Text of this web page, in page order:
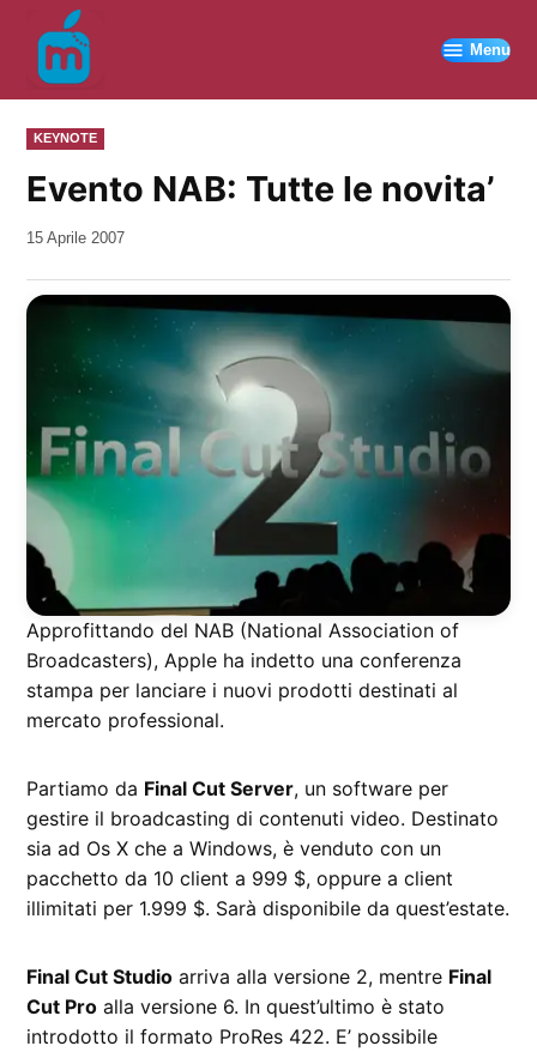
contenuto
Menu
PUBBLICATO
IN
KEYNOTE
Evento NAB: Tutte le novita’
da
15 Aprile 2007
Approfittando del NAB (National Association of
Broadcasters), Apple ha indetto una conferenza
stampa per lanciare i nuovi prodotti destinati al
mercato professional.
Partiamo da Final Cut Server, un software per
gestire il broadcasting di contenuti video. Destinato
sia ad Os X che a Windows, è venduto con un
pacchetto da 10 client a 999 $, oppure a client
illimitati per 1.999 $. Sarà disponibile da quest’estate.
Final Cut Studio arriva alla versione 2, mentre Final
Cut Pro alla versione 6. In quest’ultimo è stato
introdotto il formato ProRes 422. E’ possibile